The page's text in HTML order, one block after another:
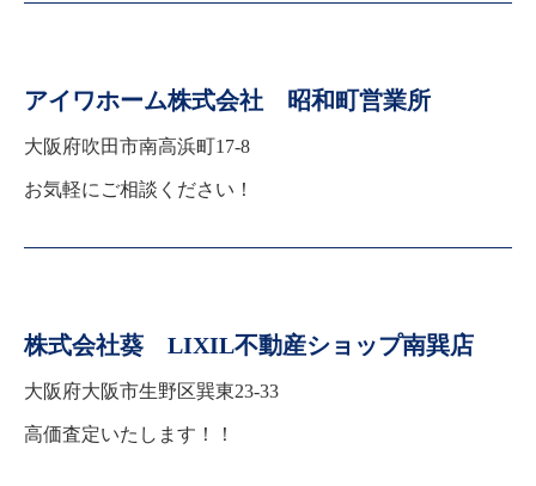
アイワホーム株式会社 昭和町営業所
大阪府吹田市南高浜町17-8
お気軽にご相談ください！
株式会社葵 LIXIL不動産ショップ南巽店
大阪府大阪市生野区巽東23-33
高価査定いたします！！